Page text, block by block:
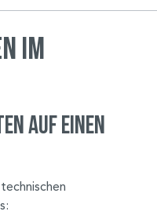
im
auf einen